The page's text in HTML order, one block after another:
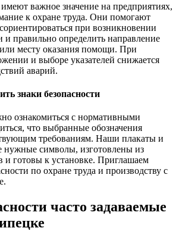
важное значение на предприятиях,
к охране труда. Они помогают
при возникновении
и правильно определить направление
месту оказания помощи. При
и выборе указателей снижается
аварий.
знаки безопасности
ознакомиться с нормативными
что выбранные обозначения
требованиям. Наши плакаты и
нужные символы, изготовлены из
и готовы к установке. Приглашаем
по охране труда и производству с
часто задаваемые